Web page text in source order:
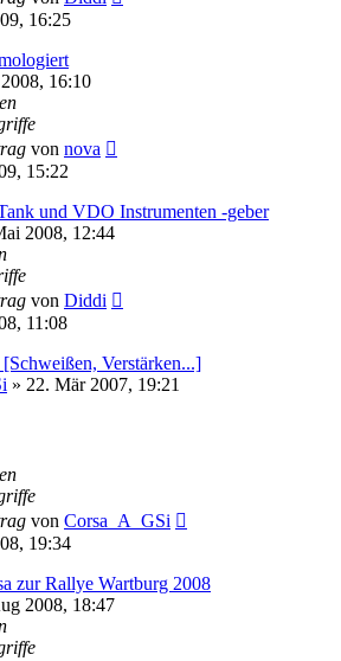
16:25
16:10
von nova
15:22
und VDO Instrumenten -geber
2008, 12:44
von Diddi
11:08
Verstärken...]
» 22. Mär 2007, 19:21
von Corsa_A_GSi
19:34
zur Rallye Wartburg 2008
2008, 18:47